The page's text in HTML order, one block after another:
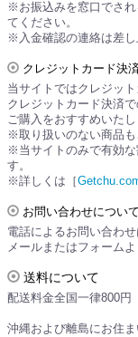
※お振込みを窓口でさ
てください。
※入金確認の連絡は差し
クレジットカード決
当サイトではクレジッ
クレジットカード決済
ご購入をおすすめいたし
※取り扱いのない商品も
※当サイトのみで有効
す。
※詳しくは［
お問い合わせについて
電話によるお問い合わ
メールまたはフォーム
送料について
配送料金全国一律800円
沖縄および離島にお住